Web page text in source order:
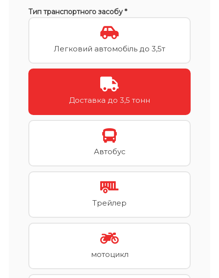
Тип транспортного засобу *
Легковий автомобіль до 3,5т
Доставка до 3,5 тонн
Автобус
Трейлер
мотоцикл